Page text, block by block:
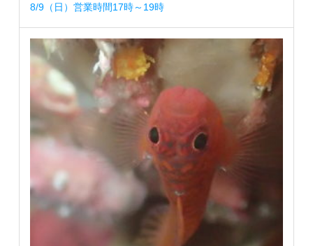
8/9（日）営業時間17時～19時